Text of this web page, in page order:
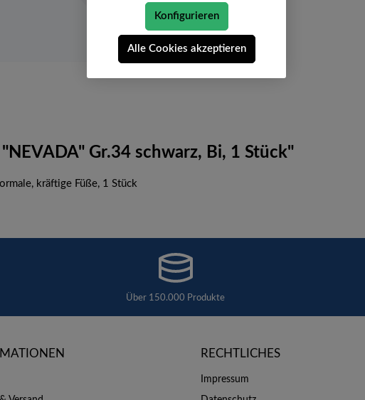
Gr.34 schwarz, Bi, 1 Stück"
kräftige Füße, 1 Stück
Über 150.000 Produkte
RECHTLICHES
Impressum
Konfigurieren
Alle Cookies akzeptieren